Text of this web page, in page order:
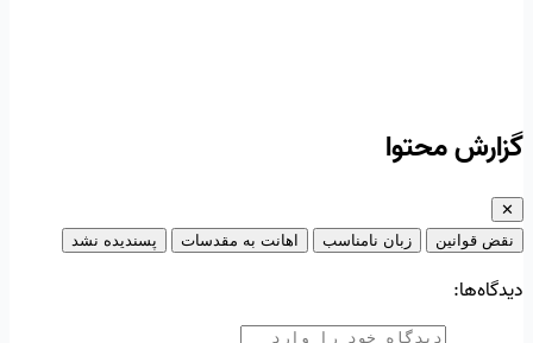
گزارش محتوا
✕
نقض قوانین
زبان نامناسب اهانت به مقدسات پسندیده نشد
دیدگاه‌ها: